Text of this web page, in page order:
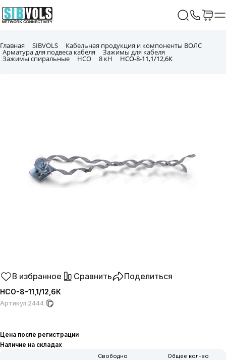
Главная SIBVOLS Кабельная продукция и компоненты ВОЛС
Арматура для подвеса кабеля Зажимы для кабеля
Зажимы спиральные НСО 8 кН НСО-8-11,1/12,6К
В избранное Сравнить Поделиться
НСО-8-11,1/12,6К
Артикул:2444
Цена после регистрации
Наличие на складах
Свободно
Общее кол-во